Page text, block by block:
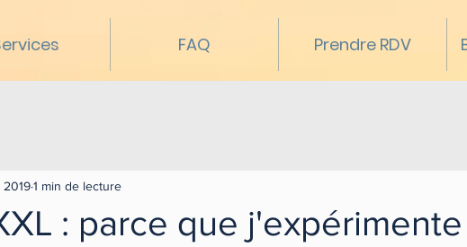
FAQ Prendre RDV
: parce que
20191 min de lecture